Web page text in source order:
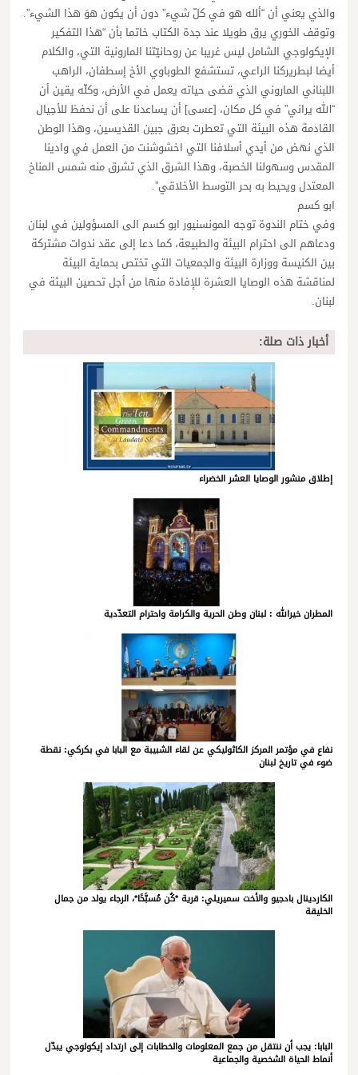
والذي يعني أن “ألله هو في كلّ شيء” دون أن يكون هوَ هذا الشيء”.
وتوقف الخوري يرق طويلا عند جدة الكتاب خاتما بأن “هذا التفكير
الإيكولوجي الشامل ليس غريبا عن روحانيّتنا المارونية التي، والكلام
أيضا لبطريركنا الراعي، تستشفع الطوباوي الأخ إسطفان، الراهب
اللبناني الماروني الذي قضى حياته يعمل في الأرض، وكلّه يقين أن
“الله يراني” في كل مكان، [عسى] أن يساعدنا على أن نحفظ للأجيال
القادمة هذه البيئة التي تعطرت بعرق جبين القديسين، وهذا الوطن
الذي نهض من أيدي أسلافنا التي اخشوشنت من العمل في وادينا
المقدس وسهولنا الخصبة، وهذا الشرق الذي تشرق منه شمس المناخ
المعتدل ويحيط به بحر التوسط الأخلاقي”.
ابو كسم
وفي ختام الندوة توجه المونسنيور ابو كسم الى المسؤولين في لبنان
ودعاهم الى احترام البيئة والطبيعة، كما دعا إلى عقد ندوات مشتركة
بين الكنيسة ووزارة البيئة والجمعيات التي تختص بحماية البيئة
لمناقشة هذه الوصايا العشرة للإفادة منها من أجل تحصين البيئة في
لبنان.
أخبار ذات صلة:
إطلاق منشور الوصايا العشر الخضراء
المطران خيرالله : لبنان وطن الحرية والكرامة واحترام التعدّدية
نفاع في مؤتمر المركز الكاثوليكي عن لقاء الشبيبة مع البابا في بكركي: نقطة
ضوء في تاريخ لبنان
الكاردينال بادجيو والأخت سميريلي: قرية *كُن مُسبَّحًا*، الرجاء يولد من جمال
الخليقة
البابا: يجب أن ننتقل من جمع المعلومات والخطابات إلى ارتداد إيكولوجي يبدّل
أنماط الحياة الشخصية والجماعية